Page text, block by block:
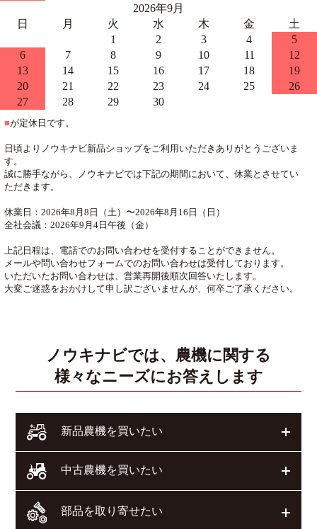
2026年9月
日
月 火 水 木 金
土
1
2 3 4
5
6
7 8 9 10 11
12
13
14 15 16 17 18
19
20
21 22 23 24 25
26
27
28 29 30
■が定休日です。
日頃よりノウキナビ新品ショップをご利用いただきありがとうございま
す。
誠に勝手ながら、ノウキナビでは下記の期間において、休業とさせてい
ただきます。
休業日：2026年8月8日（土）〜2026年8月16日（日）
全社会議：2026年9月4日午後（金）
上記日程は、電話でのお問い合わせを受付することができません。
メールや問い合わせフォームでのお問い合わせは受付しております。
いただいたお問い合わせは、営業再開後順次回答いたします。
大変ご迷惑をおかけして申し訳ございませんが、何卒ご了承ください。
ノウキナビでは、農機に関する
様々なニーズにお答えします
新品農機を買いたい
中古農機を買いたい
部品を取り寄せたい